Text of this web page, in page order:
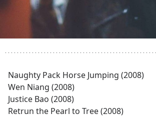
Naughty Pack Horse Jumping (2008)
Wen Niang (2008)
Justice Bao (2008)
Retrun the Pearl to Tree (2008)